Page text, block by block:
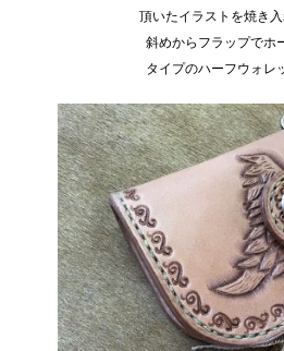
頂いたイラストを焼き
斜めからフラップでホ
タイプのハーフウォレ